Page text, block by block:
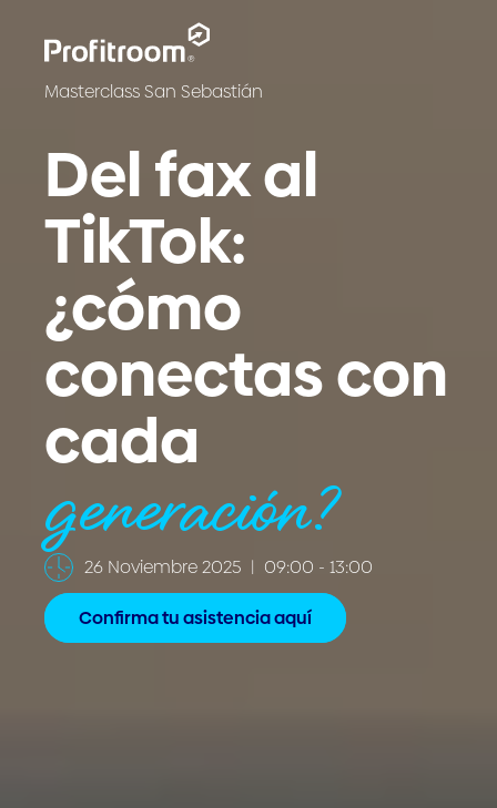
Masterclass San Sebastián
Del fax al
TikTok:
¿cómo
conectas con
cada
generación?
26 Noviembre 2025 | 09:00 - 13:00
Confirma tu asistencia aquí